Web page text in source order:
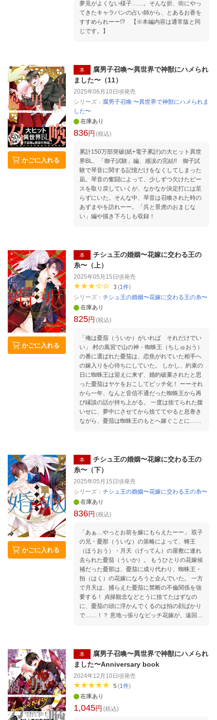
夢見がよくない様子……。そんな折、街にやっ
てきたキャラバンの占い師から、とあるお香を
すすめられーー!? 【※本編内容は通常版と同
じです。】
かごに入れる
本
腐男子召喚〜異世界で神獣にハメられ
ました〜（11）
2025年06月10日頃発売
シリーズ： 腐男子召喚 〜異世界で神獣にハメられま
した〜
在庫あり
836円 (税込)
累計150万部突破(紙+電子累計)の大ヒット異世
界BL、「御子試験」編、感涙の完結!! 御子試
験で琴音に関する記憶だけをなくしてしまった
凪。琴音の奮闘によって、少しずつ欠けたピー
スを取り戻していくが、なかなか決定打には至
らずにいた。そんな中、琴音は召喚された時の
あずまやを訪れーー。「呉と景虎のおまじな
い」編や描き下ろしも収録！
かごに入れる
本
チシュ王の婚姻〜花嫁に交わる王の
糸〜（上）
2025年05月15日頃発売
3(1件)
シリーズ： チシュ王の婚姻〜花嫁に交わる王の糸〜
在庫あり
825円 (税込)
「俺は憂茄（ういか）がいれば それだけでい
い」 村の風習で山の神・蜘蛛王（ちしゅおう）
の番に選ばれた憂茄は、恋焦がれていた相手へ
の嫁入りを心待ちにしていた。 しかし、約束の
日に蜘蛛王は迎えに来ず、婚約破棄されたと思
った憂茄はヤケをおこしてビッチ化！ ーーそれ
から一年、なんと音信不通だった蜘蛛王から再
び縁談の話が持ち上がる。 一度は捨てられた腹
いせに、夢中にさせてから捨ててやると息巻き
ながら、憂茄は蜘蛛王のもとへ嫁ぐことに…！
かごに入れる
本
チシュ王の婚姻〜花嫁に交わる王の
糸〜（下）
2025年05月15日頃発売
シリーズ： チシュ王の婚姻〜花嫁に交わる王の糸〜
在庫あり
836円 (税込)
「あぁ…やっとお前を嫁にもらえたーー」 双子
の兄・憂那（ういな）の策略によって、蜂王
（ほうおう）・月天（げってん）の屋敷に連れ
去られた憂茄（ういか）。 もうひとりの花嫁候
補だった憂那は、憂茄に成り代わり、蜘蛛王・
拍（はく）の花嫁になろうと企んでいた。 一方
で月天は、捕らえた憂茄に禁断の不倫関係を強
要する！ 貞操観念などとうに捨てたはずなの
に、憂茄の頭に浮かんでくるのは拍の顔ばかり
で……！？ 意地っ張りなビッチ花嫁が、遠回り
期初夜も同時収録♥
本
腐男子召喚〜異世界で神獣にハメられ
ました〜Anniversary book
2024年12月10日頃発売
5(1件)
在庫あり
1,045円 (税込)